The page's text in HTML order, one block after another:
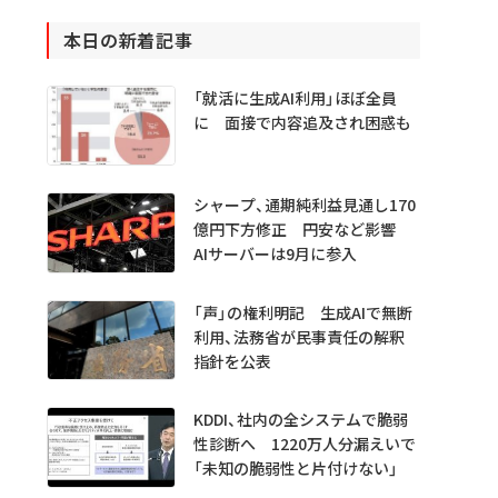
本日の新着記事
「就活に生成AI利用」ほぼ全員
に 面接で内容追及され困惑も
シャープ、通期純利益見通し170
億円下方修正 円安など影響
AIサーバーは9月に参入
「声」の権利明記 生成AIで無断
利用、法務省が民事責任の解釈
指針を公表
KDDI、社内の全システムで脆弱
性診断へ 1220万人分漏えいで
「未知の脆弱性と片付けない」